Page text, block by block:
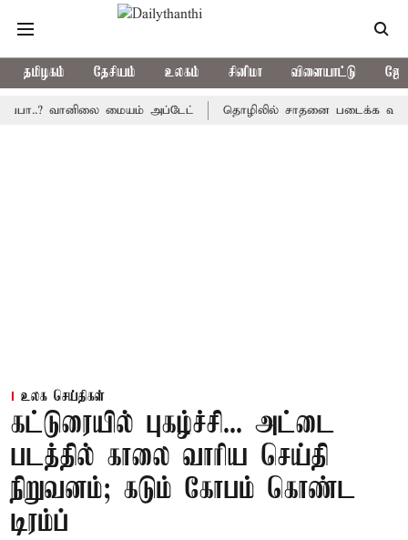
தமிழகம் தேசியம் உலகம் சினிமா விளையாட்டு
வானிலை மையம் அப்டேட் தொழிலில் சாதனை படைக்க
உலக செய்திகள்
கட்டுரையில் புகழ்ச்சி... அட்டை
படத்தில் காலை வாரிய செய்தி
நிறுவனம்; கடும் கோபம் கொண்ட
டிரம்ப்